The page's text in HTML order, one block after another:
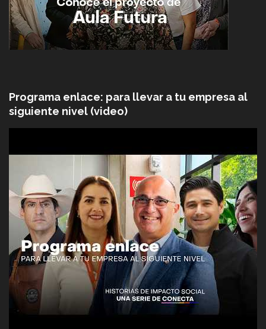
Programa enlace: para llevar a tu empresa al
siguiente nivel (video)